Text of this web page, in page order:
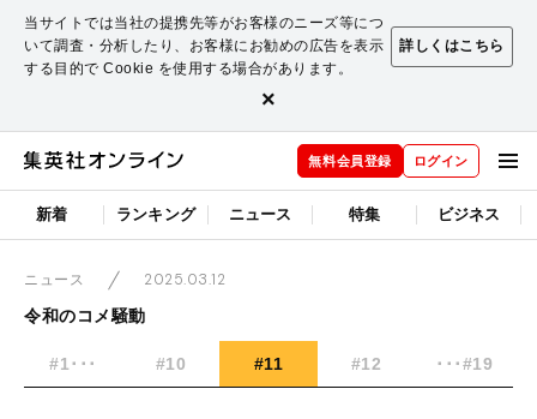
当サイトでは当社の提携先等がお客様のニーズ等につ
いて調査・分析したり、お客様にお勧めの広告を表示
する目的で Cookie を使用する場合があります。
詳しくはこちら
×
無料会員登録 ログイン
新着 ランキング ニュース 特集 ビジネス
ニュース
2025.03.12
令和のコメ騒動
#1･･･ #10 #11 #12 ･･･#19